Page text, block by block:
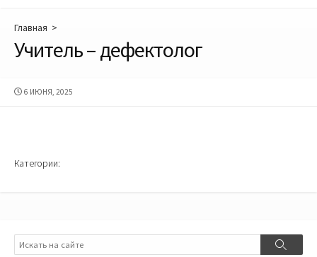
Главная >
Учитель – дефектолог
ДАТА
6 ИЮНЯ, 2025
Категории:
Поиск
Поиск